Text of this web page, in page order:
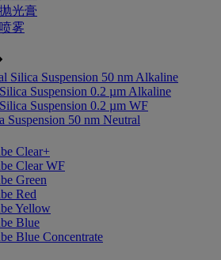
光膏
雾
Silica Suspension 50 nm Alkaline
Suspension 0.2 µm Alkaline
Suspension 0.2 µm WF
Suspension 50 nm Neutral
Clear+
Clear WF
Green
Red
Yellow
Blue
Blue Concentrate